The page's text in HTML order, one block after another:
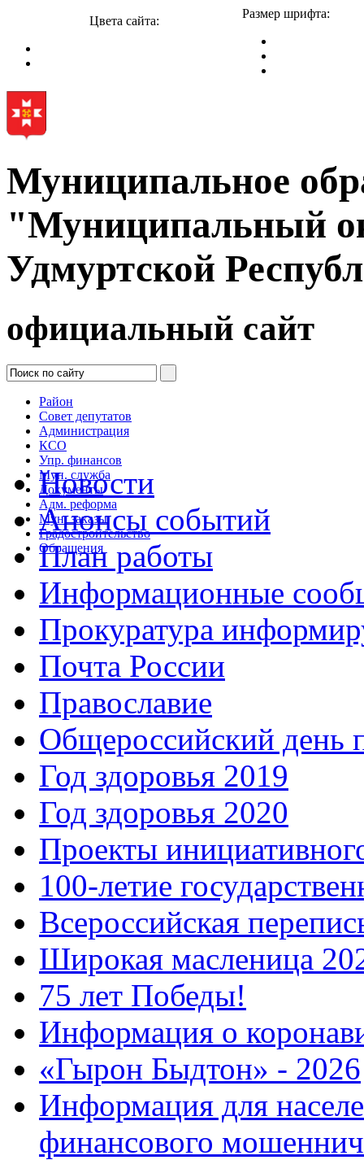
Цвета сайта:
Размер шрифта:
Муниципальное
"Муниципальный
Удмуртской
официальный сайт
Район
Совет депутатов
Администрация
КСО
Упр. финансов
Мун. служба
Документы
Адм. реформа
Мун. заказы
Градостроительство
Обращения
Новости
Анонсы событий
План работы
Информационные
Прокуратура
Почта России
Православие
Общероссийский день
Год здоровья 2019
Год здоровья 2020
Проекты
100-летие
Всероссийская
Широкая масленица
75 лет Победы!
Информация о
«Гырон Быдтон» - 2026
Информация для
финансового